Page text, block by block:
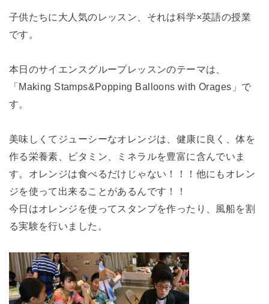
子供たちに大人気のレッスン、それは科学×英語の授業
です。
本日のサイエンスグループレッスンのテーマは、
「Making Stamps&Popping Balloons with Orages」で
す。
美味しくてジューシーなオレンジは、健康に良く、体を
作る栄養素、ビタミン、ミネラルを豊富に含んでいま
す。オレンジは食べるだけじゃない！！！他にもオレン
ジを使って出来ることがあるんです！！
今日はオレンジを使ってスタンプを作ったり、風船を割
る実験を行いました。